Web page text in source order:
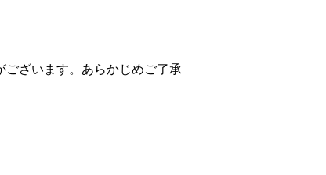
ざいます。あらかじめご了承